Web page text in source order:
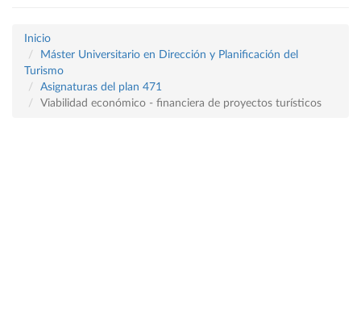
Inicio
Máster Universitario en Dirección y Planificación del
Turismo
Asignaturas del plan 471
Viabilidad económico - financiera de proyectos turísticos